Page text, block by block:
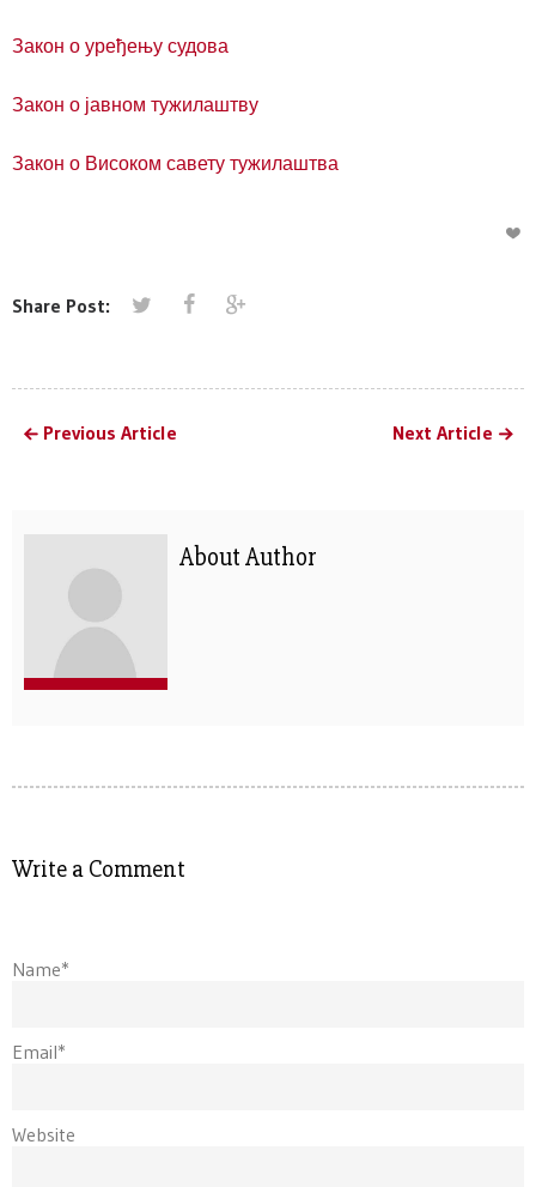
Закон о уређењу судова
Закон о јавном тужилаштву
Закон о Високом савету тужилаштва
Share Post:
Previous Article Next Article
About Author
Write a Comment
Name*
Email*
Website